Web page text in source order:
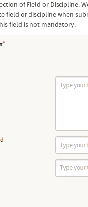
of Field or Discipline.
field or discipline when
field is not mandatory.